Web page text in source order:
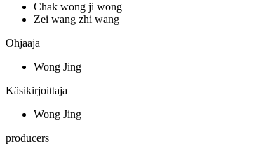
Chak wong ji wong
Zei wang zhi wang
Ohjaaja
Wong Jing
Käsikirjoittaja
Wong Jing
producers